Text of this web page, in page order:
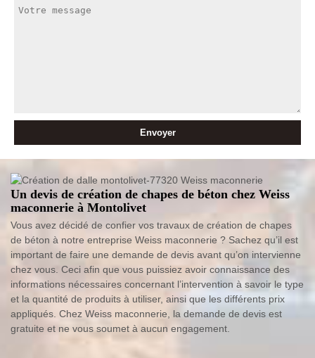
Un devis de création de chapes de béton chez Weiss
maconnerie à Montolivet
Vous avez décidé de confier vos travaux de création de chapes
de béton à notre entreprise Weiss maconnerie ? Sachez qu’il est
important de faire une demande de devis avant qu’on intervienne
chez vous. Ceci afin que vous puissiez avoir connaissance des
informations nécessaires concernant l’intervention à savoir le type
et la quantité de produits à utiliser, ainsi que les différents prix
appliqués. Chez Weiss maconnerie, la demande de devis est
gratuite et ne vous soumet à aucun engagement.